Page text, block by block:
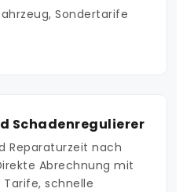
Sondertarife
Schadenregulierer
Reparaturzeit nach
Abrechnung mit
schnelle